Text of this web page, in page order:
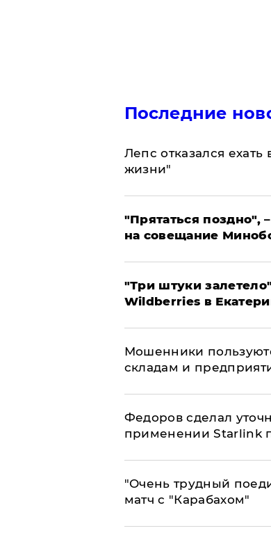
Последние
Лепс отказался
жизни"
"Прятаться поздно",
на совещание
"Три штуки
Wildberries в
Мошенники
складам и
Федоров сделал
применении Starlink
"Очень трудный
матч с "Карабахом"